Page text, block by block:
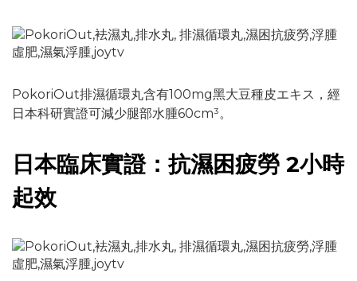
PokoriOut排濕循環丸含有100mg黑大豆種皮エキス，經
日本科研實證可減少腿部水腫60cm³。
日本臨床實證：抗濕困疲勞 2小時
起效